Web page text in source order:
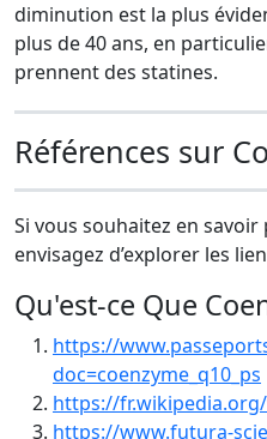
diminution est la plus
plus de 40 ans, en
prennent des statines.
Références sur
Si vous souhaitez en savoir
envisagez d’explorer les
Qu'est-ce Que
https://
doc=coenzyme_q10_ps
https://
https://www.futura-